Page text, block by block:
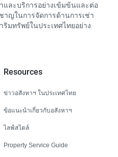
ละบริการอย่างเข้มข้นและต่อ
าญในการจัดการด้านการเช่า
มทรัพย์ในประเทศไทยอย่าง
Resources
ข่าวอสังหาฯ ในประเทศไทย
ข้อแนะนำเกี่ยวกับอสังหาฯ
ไลฟ์สไตล์
Property Service Guide